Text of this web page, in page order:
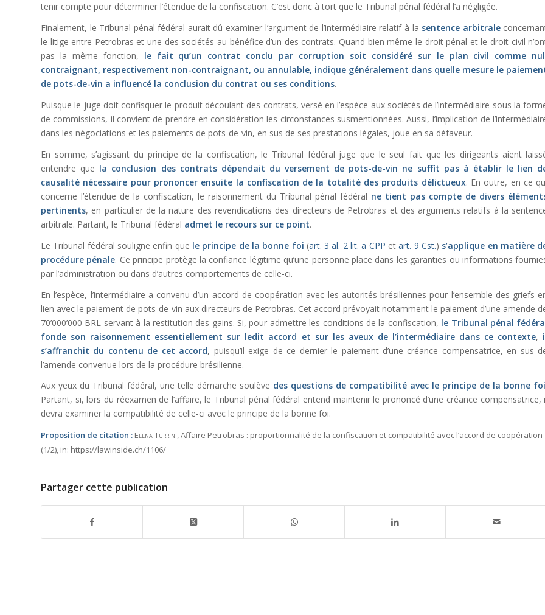
tenir compte pour déterminer l’étendue de la confiscation. C’est donc à tort que le Tribunal pénal fédéral l’a négligée.
Finalement, le Tribunal pénal fédéral aurait dû examiner l’argument de l’intermédiaire relatif à la sentence arbitrale
le litige entre Petrobras et une des sociétés au bénéfice d’un des contrats. Quand bien même le droit pénal et le droit civil
pas la même fonction, le fait qu’un contrat conclu par corruption soit considéré sur le plan civil comme
contraignant, respectivement non-contraignant, ou annulable, indique généralement dans quelle mesure le
de pots-de-vin a influencé la conclusion du contrat ou ses conditions.
Puisque le juge doit confisquer le produit découlant des contrats, versé en l’espèce aux sociétés de l’intermédiaire sous la
de commissions, il convient de prendre en considération les circonstances susmentionnées. Aussi, l’implication de
dans les négociations et les paiements de pots-de-vin, en sus de ses prestations légales, joue en sa défaveur.
En somme, s’agissant du principe de la confiscation, le Tribunal fédéral juge que le seul fait que les dirigeants aient
entendre que la conclusion des contrats dépendait du versement de pots-de-vin ne suffit pas à établir le lien
causalité nécessaire pour prononcer ensuite la confiscation de la totalité des produits délictueux. En outre, en ce
concerne l’étendue de la confiscation, le raisonnement du Tribunal pénal fédéral ne tient pas compte de divers
pertinents, en particulier de la nature des revendications des directeurs de Petrobras et des arguments relatifs à la
arbitrale. Partant, le Tribunal fédéral admet le recours sur ce point.
Le Tribunal fédéral souligne enfin que le principe de la bonne foi (art. 3 al. 2 lit. a CPP etart. 9 Cst.) s’applique en matière
procédure pénale. Ce principe protège la confiance légitime qu’une personne place dans les garanties ou informations
par l’administration ou dans d’autres comportements de celle-ci.
En l’espèce, l’intermédiaire a convenu d’un accord de coopération avec les autorités brésiliennes pour l’ensemble des griefs
lien avec le paiement de pots-de-vin aux directeurs de Petrobras. Cet accord prévoyait notamment le paiement d’une amende
70’000’000 BRL servant à la restitution des gains. Si, pour admettre les conditions de la confiscation, le Tribunal pénal
fonde son raisonnement essentiellement sur ledit accord et sur les aveux de l’intermédiaire dans ce contexte,
s’affranchit du contenu de cet accord, puisqu’il exige de ce dernier le paiement d’une créance compensatrice, en sus
l’amende convenue lors de la procédure brésilienne.
Aux yeux du Tribunal fédéral, une telle démarche soulève des questions de compatibilité avec le principe de la bonne foi
Partant, si, lors du réexamen de l’affaire, le Tribunal pénal fédéral entend maintenir le prononcé d’une créance compensatrice,
devra examiner la compatibilité de celle-ci avec le principe de la bonne foi.
Proposition de citation : Elena Turrini, Affaire Petrobras : proportionnalité de la confiscation et compatibilité avec l’accord de coopération
(1/2), in: https://lawinside.ch/1106/
Partager cette publication